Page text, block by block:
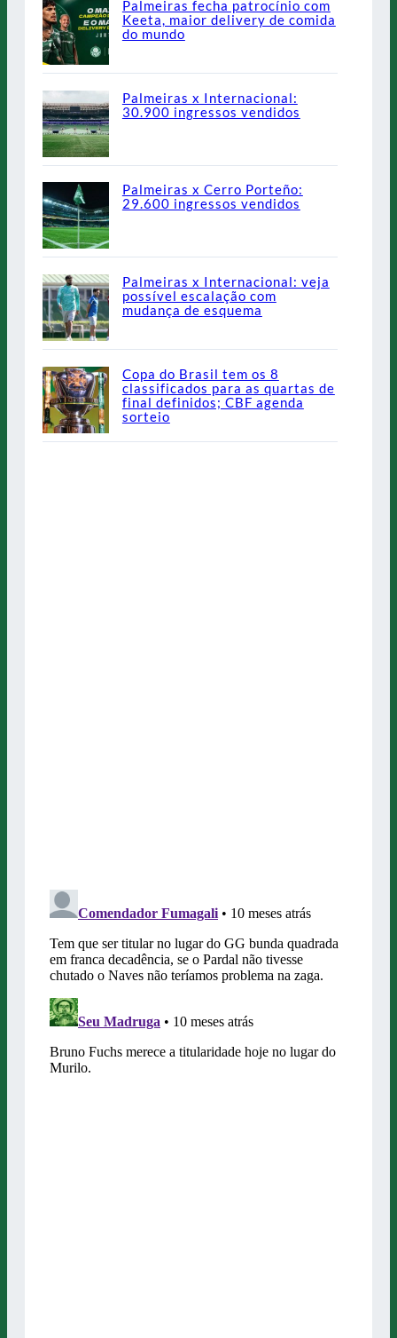
Palmeiras fecha patrocínio com
Keeta, maior delivery de comida
do mundo
Palmeiras x Internacional:
30.900 ingressos vendidos
Palmeiras x Cerro Porteño:
29.600 ingressos vendidos
Palmeiras x Internacional: veja
possível escalação com
mudança de esquema
Copa do Brasil tem os 8
classificados para as quartas de
final definidos; CBF agenda
sorteio